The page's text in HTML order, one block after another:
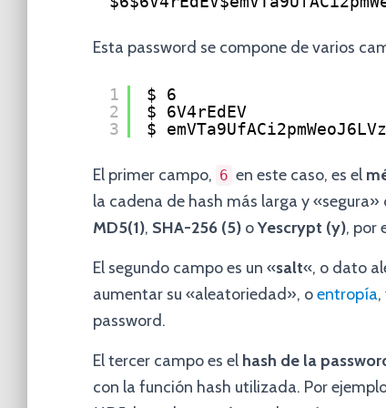
Esta password se compone de varios
1
2
3
$ 6
$ 6V4rEdEV
$
El primer campo, 6 en este caso, es el
la cadena de hash más larga y
MD5(1), SHA-256 (5) oYescrypt (y), por
El segundo campo es un «salt«, o dato
aumentar su «aleatoriedad», oentropía
password.
El tercer campo es el hash de la
con la función hash utilizada. Por